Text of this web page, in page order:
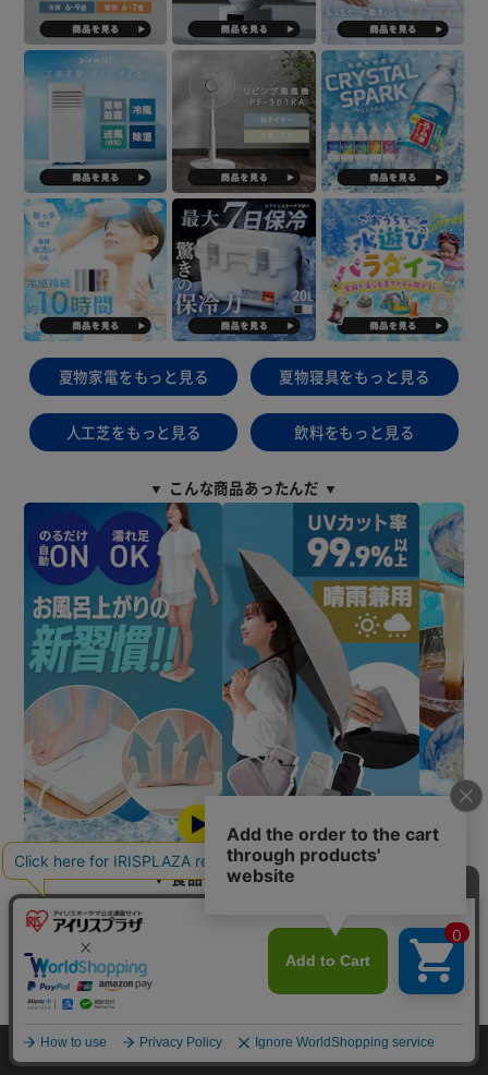
在庫切れ mail_outline入荷したらメールでお知らせ
夏物家電をもっと見る 夏物寝具をもっと見る
人工芝をもっと見る 飲料をもっと見る
▼ こんな商品あったんだ ▼
▼ 食品・飲料おすすめ ▼
HOME 探す ログイン お気に入り お知らせ